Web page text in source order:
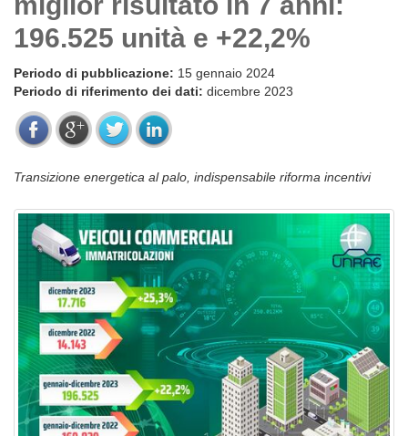
196.525 unità e +22,2%
Periodo di pubblicazione: 15 gennaio 2024
Periodo di riferimento dei dati: dicembre 2023
Transizione energetica al palo, indispensabile riforma incentivi